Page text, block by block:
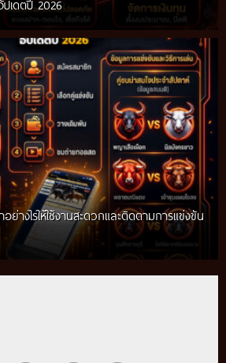
เดตปี 2026
างไรให้ใช้งานสะดวกและติดตามการแข่งขัน